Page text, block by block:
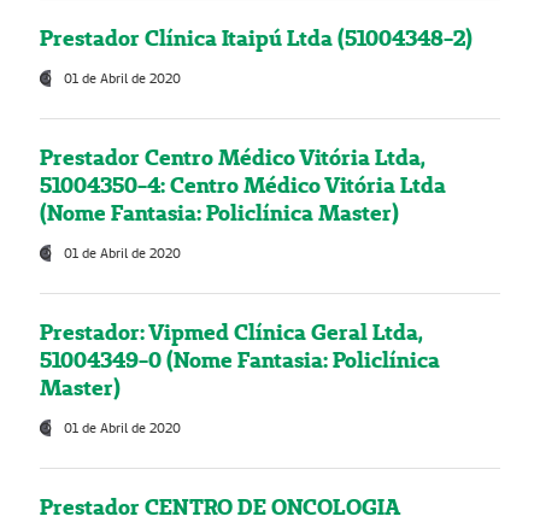
Prestador Clínica Itaipú Ltda (51004348-2)
01 de Abril de 2020
Prestador Centro Médico Vitória Ltda,
51004350-4: Centro Médico Vitória Ltda
(Nome Fantasia: Policlínica Master)
01 de Abril de 2020
Prestador: Vipmed Clínica Geral Ltda,
51004349-0 (Nome Fantasia: Policlínica
Master)
01 de Abril de 2020
Prestador CENTRO DE ONCOLOGIA